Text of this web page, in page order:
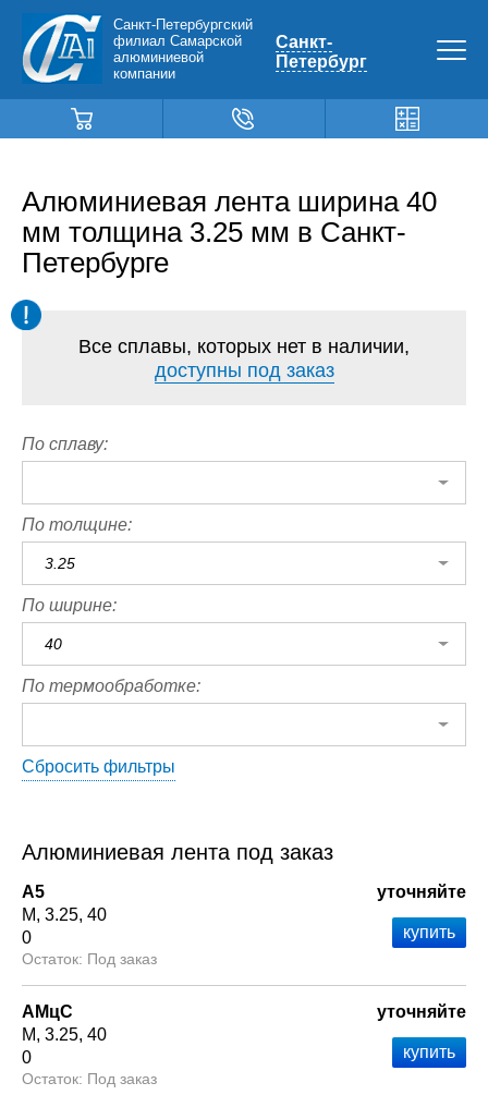
Санкт-Петербургский
филиал Самарской
алюминиевой
компании
Санкт-
Петербург
Алюминиевая лента ширина 40
мм толщина 3.25 мм в Санкт-
Петербурге
Все сплавы, которых нет в наличии,
доступны под заказ
По сплаву:
По толщине:
3.25
По ширине:
40
По термообработке:
Сбросить фильтры
Алюминиевая лента под заказ
А5
М 3.25 40
0
Под заказ
уточняйте
АМцС
М 3.25 40
0
Под заказ
уточняйте